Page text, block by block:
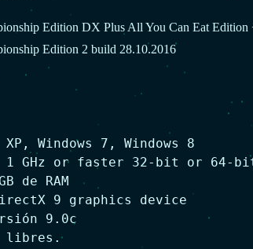
Edition DX Plus All You Can Eat
Edition 2 build 28.10.2016
XP, Windows 7, Windows 8
1 GHz or faster 32-bit or 64-
de RAM
9 graphics device
9.0c
libres.